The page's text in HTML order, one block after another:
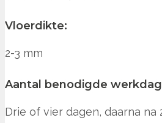
Vloerdikte:
2-3 mm
Aantal benodigde
Drie of vier dagen, daarna na